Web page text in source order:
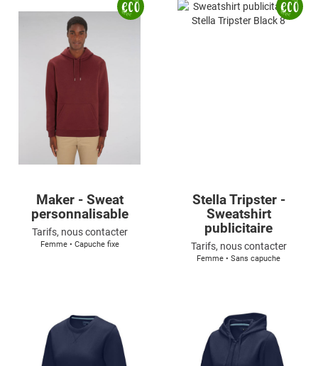
Maker - Sweat
personnalisable
Tarifs, nous contacter
Femme • Capuche fixe
Stella Tripster -
Sweatshirt
publicitaire
Tarifs, nous contacter
Femme • Sans capuche